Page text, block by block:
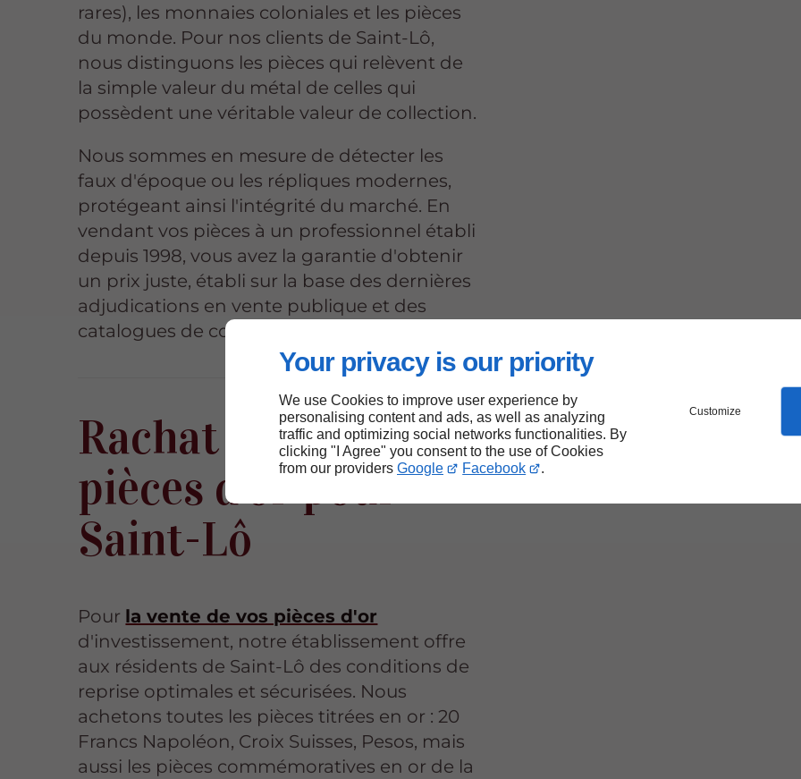
Your privacy is our priority
We use Cookies to improve user experience by
personalising content and ads, as well as analyzing
traffic and optimizing social networks functionalities. By
clicking "I Agree" you consent to the use of Cookies
from our providers Google Facebook .
Customize
rares), les monnaies coloniales et les pièces
du monde. Pour nos clients de Saint-Lô,
nous distinguons les pièces qui relèvent de
la simple valeur du métal de celles qui
possèdent une véritable valeur de collection.
Nous sommes en mesure de détecter les
faux d'époque ou les répliques modernes,
protégeant ainsi l'intégrité du marché. En
vendant vos pièces à un professionnel établi
depuis 1998, vous avez la garantie d'obtenir
un prix juste, établi sur la base des dernières
adjudications en vente publique et des
catalogues de cotation officiels.
Rachat sécurisé de
pièces d'or pour
Saint-Lô
Pour la vente de vos pièces d'or
d'investissement, notre établissement offre
aux résidents de Saint-Lô des conditions de
reprise optimales et sécurisées. Nous
achetons toutes les pièces titrées en or : 20
Francs Napoléon, Croix Suisses, Pesos, mais
aussi les pièces commémoratives en or de la